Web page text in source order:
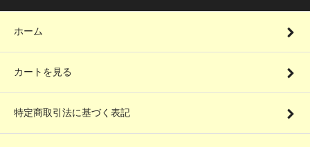
ホーム
カートを見る
特定商取引法に基づく表記